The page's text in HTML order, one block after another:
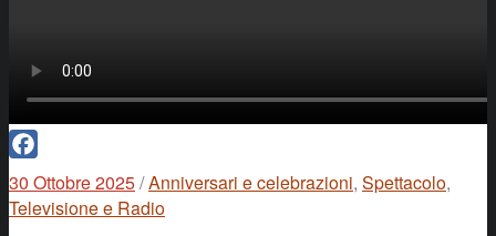
Facebook
30 Ottobre 2025/Anniversari e celebrazioni, Spettacolo,
Televisione e Radio